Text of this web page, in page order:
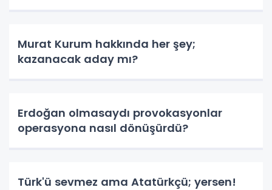
Murat Kurum hakkında her şey;
kazanacak aday mı?
Erdoğan olmasaydı provokasyonlar
operasyona nasıl dönüşürdü?
Türk'ü sevmez ama Atatürkçü; yersen!